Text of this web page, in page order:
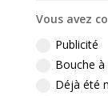
Vous avez
Publicité
Bouche à
Déjà été